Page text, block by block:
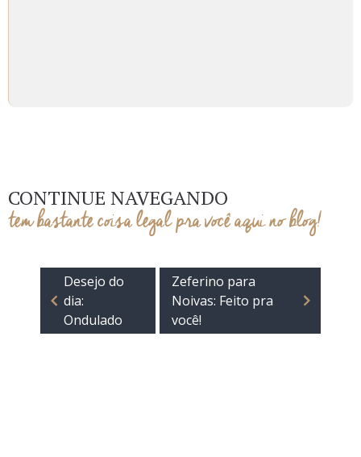
CONTINUE NAVEGANDO
tem bastante coisa legal pra você aqui no blog!
Desejo do
dia:
Ondulado
Zeferino para
Noivas: Feito pra
você!